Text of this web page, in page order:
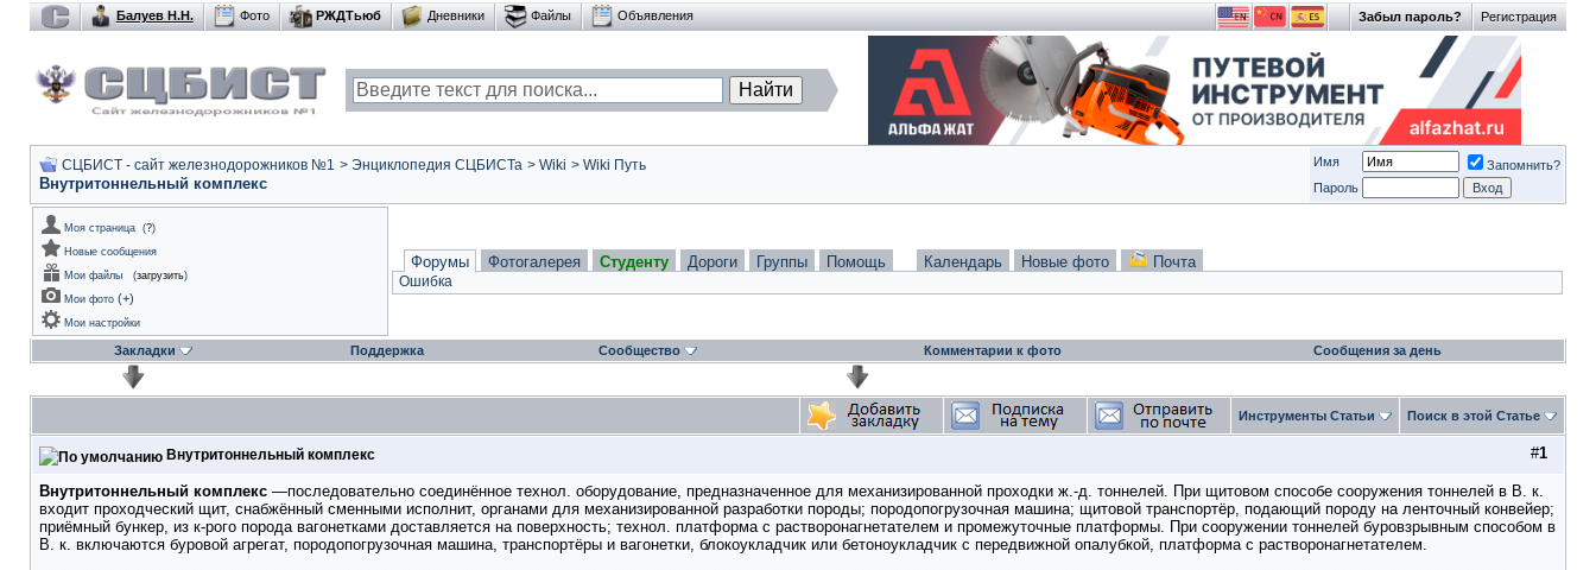
Регистрация
Забыл пароль?
Балуев Н.Н. Фото РЖДТьюб Дневники Файлы Объявления
СЦБИСТ - сайт железнодорожников №1 > Энциклопедия СЦБИСТа > Wiki > Wiki Путь
Внутритоннельный комплекс
Имя
Запомнить?
Пароль
Моя страница (?)
Новые сообщения
Мои файлы
(загрузить)
Мои фото (+)
Мои настройки
Форумы Фотогалерея Студенту Дороги Группы Помощь Календарь Новые фото Почта
Ошибка
Закладки Поддержка Сообщество Комментарии к фото Сообщения за день
Инструменты Статьи Поиск в этой Статье
#1
Внутритоннельный комплекс
Внутритоннельный комплекс —последовательно соединённое технол. оборудование, предназначенное для механизированной проходки ж.-д. тоннелей. При щитовом способе сооружения тоннелей в В. к.
входит проходческий щит, снабжённый сменными исполнит, органами для механизированной разработки породы; породопогрузочная машина; щитовой транспортёр, подающий породу на ленточный конвейер;
приёмный бункер, из к-рого порода вагонетками доставляется на поверхность; технол. платформа с растворонагнетателем и промежуточные платформы. При сооружении тоннелей буровзрывным способом в
В. к. включаются буровой агрегат, породопогрузочная машина, транспортёры и вагонетки, блокоукладчик или бетоноукладчик с передвижной опалубкой, платформа с растворонагнетателем.